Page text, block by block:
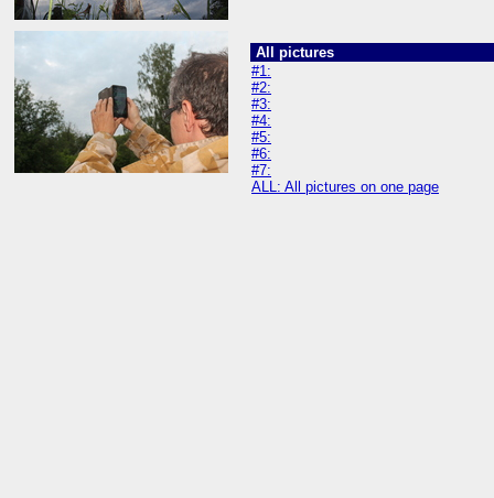
All pictures
#1:
#2:
#3:
#4:
#5:
#6:
#7:
ALL: All pictures on one page